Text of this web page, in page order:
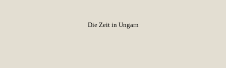
Die Zeit in Ungarn